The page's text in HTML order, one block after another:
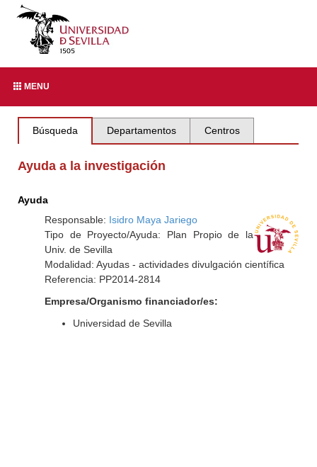
MENU
Búsqueda Departamentos Centros
Ayuda a la investigación
Ayuda
Responsable: Isidro Maya Jariego
Tipo de Proyecto/Ayuda: Plan Propio de la
Univ. de Sevilla
Modalidad: Ayudas - actividades divulgación científica
Referencia: PP2014-2814
Empresa/Organismo financiador/es:
Universidad de Sevilla